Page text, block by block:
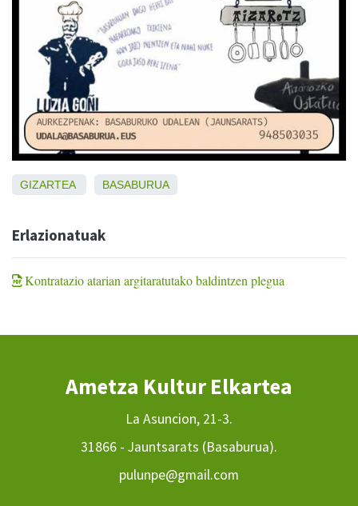
GIZARTEA BASABURUA
Erlazionatuak
Kontratazio atarian argitaratutako baldintzen plegua
Ametza Kultur Elkartea
La Asuncion, 21-3.
31866 - Jauntsarats (Basaburua).
pulunpe@gmail.com